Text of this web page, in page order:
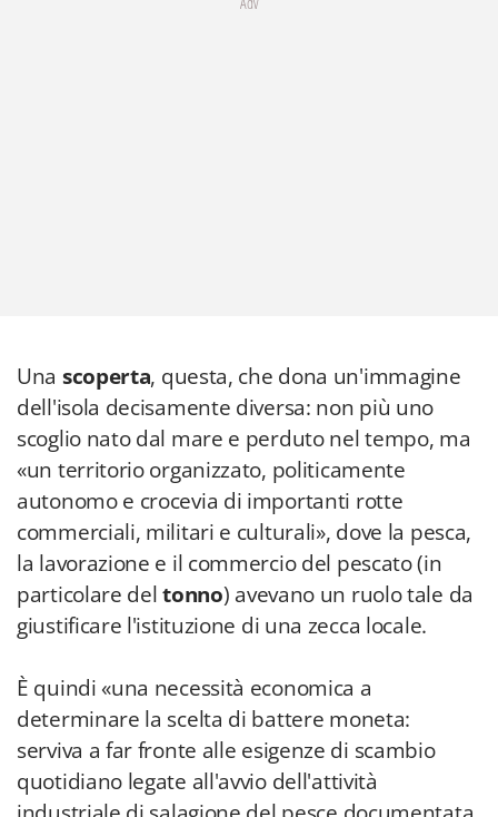
Una scoperta, questa, che dona un'immagine
dell'isola decisamente diversa: non più uno
scoglio nato dal mare e perduto nel tempo, ma
«un territorio organizzato, politicamente
autonomo e crocevia di importanti rotte
commerciali, militari e culturali», dove la pesca,
la lavorazione e il commercio del pescato (in
particolare deltonno) avevano un ruolo tale da
giustificare l'istituzione di una zecca locale.
È quindi «una necessità economica a
determinare la scelta di battere moneta:
serviva a far fronte alle esigenze di scambio
quotidiano legate all'avvio dell'attività